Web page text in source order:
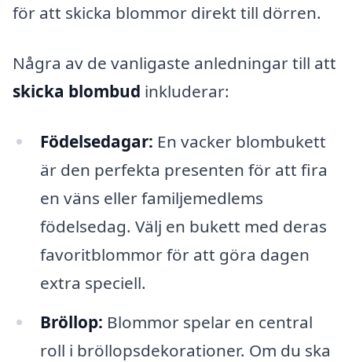
för att skicka blommor direkt till dörren.
Några av de vanligaste anledningar till att
skicka blombud inkluderar:
Födelsedagar: En vacker blombukett
är den perfekta presenten för att fira
en väns eller familjemedlems
födelsedag. Välj en bukett med deras
favoritblommor för att göra dagen
extra speciell.
Bröllop: Blommor spelar en central
roll i bröllopsdekorationer. Om du ska